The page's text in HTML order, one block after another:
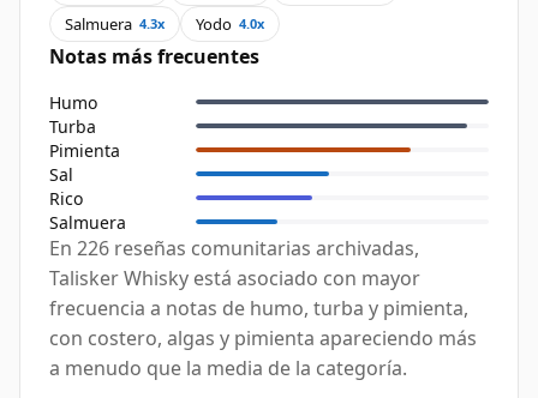
Salmuera 4.3x Yodo 4.0x
Notas más frecuentes
Humo
Turba
Pimienta
Sal
Rico
Salmuera
En 226 reseñas comunitarias archivadas,
Talisker Whisky está asociado con mayor
frecuencia a notas de humo, turba y pimienta,
con costero, algas y pimienta apareciendo más
a menudo que la media de la categoría.